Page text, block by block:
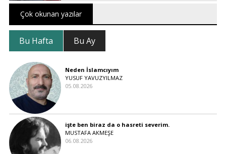
Çok okunan yazılar
Bu Hafta Bu Ay
Neden İslamcıyım
YUSUF YAVUZYILMAZ
05.08.2026
işte ben biraz da o hasreti severim.
MUSTAFA AKMEŞE
06.08.2026